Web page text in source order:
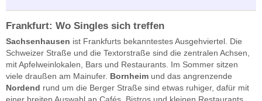
Frankfurt: Wo Singles sich treffen
Sachsenhausen ist Frankfurts bekanntestes Ausgehviertel. Die
Schweizer Straße und die Textorstraße sind die zentralen Achsen,
mit Apfelweinlokalen, Bars und Restaurants. Im Sommer sitzen
viele draußen am Mainufer. Bornheim und das angrenzende
Nordend rund um die Berger Straße sind etwas ruhiger, dafür mit